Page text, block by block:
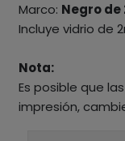
Marco: Negro
Incluye vidrio de
Nota:
Es posible que
impresión,